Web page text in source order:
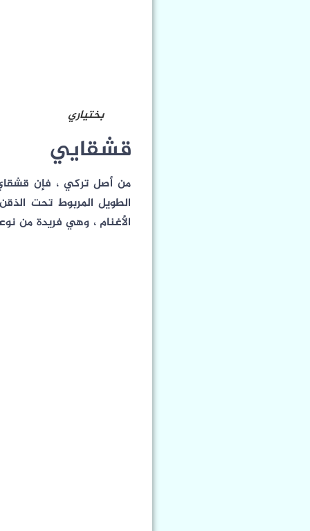
بختياري
قشقايي
من أصل تركي ، فإن قشقاي
الطويل المربوط تحت
الأغنام ، وهي فريدة من